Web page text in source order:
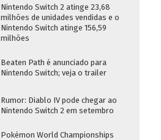
Nintendo Switch 2 atinge 23,68
milhões de unidades vendidas e o
Nintendo Switch atinge 156,59
milhões
Beaten Path é anunciado para
Nintendo Switch; veja o trailer
Rumor: Diablo IV pode chegar ao
Nintendo Switch 2 em setembro
Pokémon World Championships